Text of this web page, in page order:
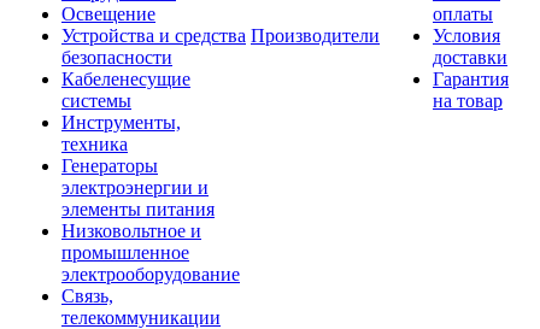
Освещение
Устройства и средства
безопасности
Кабеленесущие
системы
Инструменты,
техника
Генераторы
электроэнергии и
элементы питания
Низковольтное и
промышленное
электрооборудование
Связь,
телекоммуникации
Производители
оплаты
Условия
доставки
Гарантия
на товар